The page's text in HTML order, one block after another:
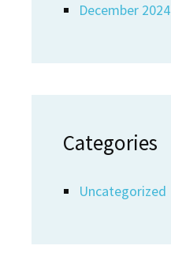
December 2024
Categories
Uncategorized